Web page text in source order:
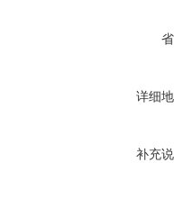
详细
补充